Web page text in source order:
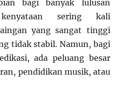
bagi banyak lulusan
sering kali
yang sangat tinggi
tidak stabil. Namun, bagi
ada peluang besar
pendidikan musik, atau